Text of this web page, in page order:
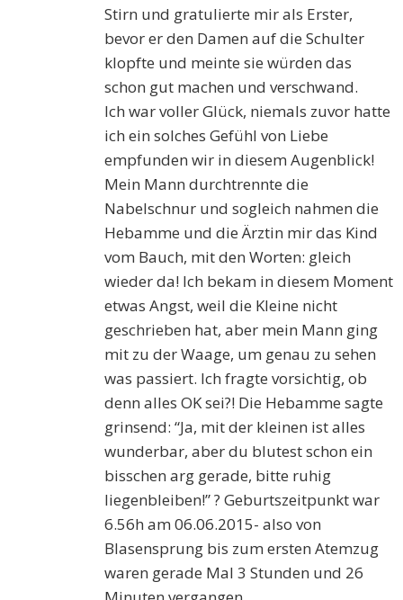
Stirn und gratulierte mir als Erster,
bevor er den Damen auf die Schulter
klopfte und meinte sie würden das
schon gut machen und verschwand.
Ich war voller Glück, niemals zuvor hatte
ich ein solches Gefühl von Liebe
empfunden wir in diesem Augenblick!
Mein Mann durchtrennte die
Nabelschnur und sogleich nahmen die
Hebamme und die Ärztin mir das Kind
vom Bauch, mit den Worten: gleich
wieder da! Ich bekam in diesem Moment
etwas Angst, weil die Kleine nicht
geschrieben hat, aber mein Mann ging
mit zu der Waage, um genau zu sehen
was passiert. Ich fragte vorsichtig, ob
denn alles OK sei?! Die Hebamme sagte
grinsend: “Ja, mit der kleinen ist alles
wunderbar, aber du blutest schon ein
bisschen arg gerade, bitte ruhig
liegenbleiben!” ? Geburtszeitpunkt war
6.56h am 06.06.2015- also von
Blasensprung bis zum ersten Atemzug
waren gerade Mal 3 Stunden und 26